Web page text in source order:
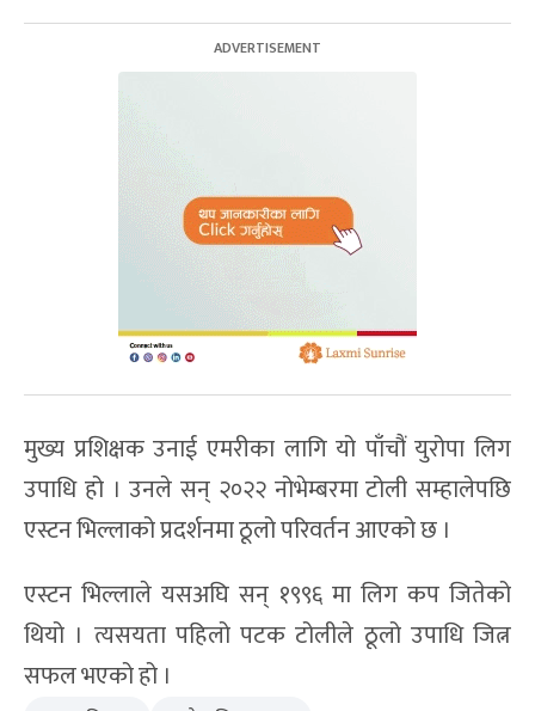
मुख्य प्रशिक्षक उनाई एमरीका लागि यो पाँचौं युरोपा लिग
उपाधि हो । उनले सन् २०२२ नोभेम्बरमा टोली सम्हालेपछि
एस्टन भिल्लाको प्रदर्शनमा ठूलो परिवर्तन आएको छ ।
एस्टन भिल्लाले यसअघि सन् १९९६ मा लिग कप जितेको
थियो । त्यसयता पहिलो पटक टोलीले ठूलो उपाधि जित्न
सफल भएको हो ।